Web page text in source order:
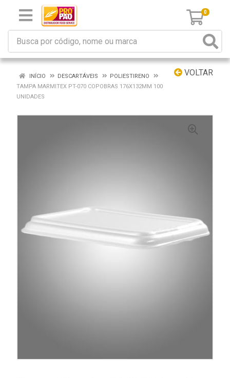
0
VOLTAR
INÍCIO DESCARTÁVEIS
POLIESTIRENO
TAMPA MARMITEX PT-070 COPOBRAS 176X132MM 100
UNIDADES